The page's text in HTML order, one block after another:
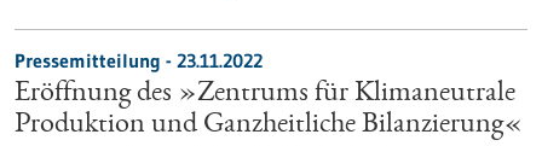
Pressemitteilung - 23.11.2022
Eröffnung des »Zentrums für Klimaneutrale
Produktion und Ganzheitliche Bilanzierung«